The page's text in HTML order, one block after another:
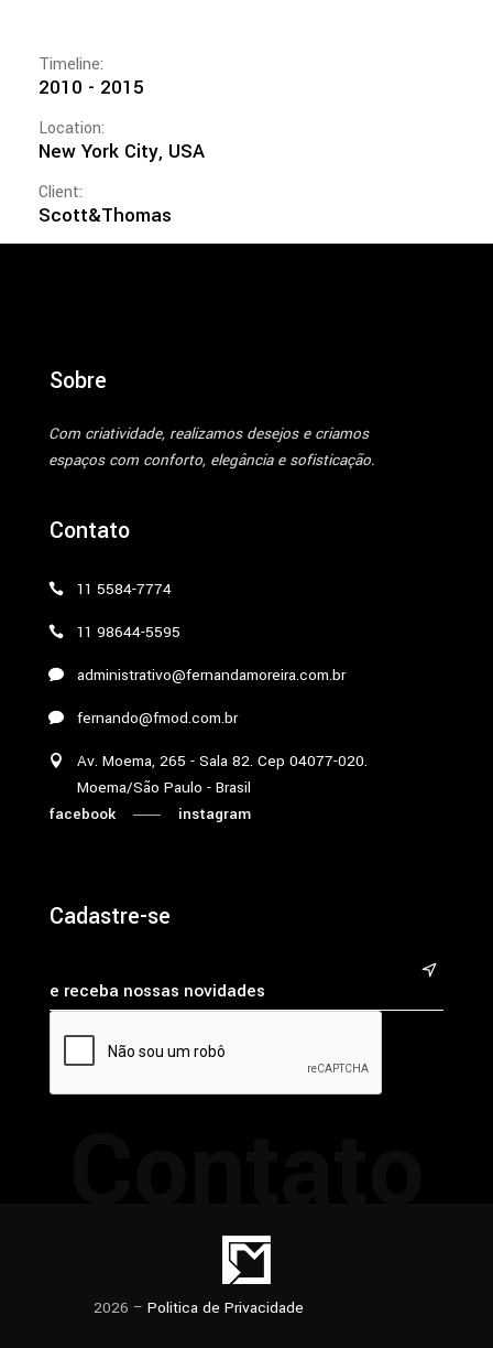
Timeline:
2010 - 2015
Location:
New York City, USA
Client:
Scott&Thomas
Sobre
Com criatividade, realizamos desejos e criamos
espaços com conforto, elegância e sofisticação.
Contato
11 5584-7774
11 98644-5595
administrativo@fernandamoreira.com.br
fernando@fmod.com.br
Av. Moema, 265 - Sala 82. Cep 04077-020.
Moema/São Paulo - Brasil
facebook
instagram
Cadastre-se
&
2026 – Politica de Privacidade